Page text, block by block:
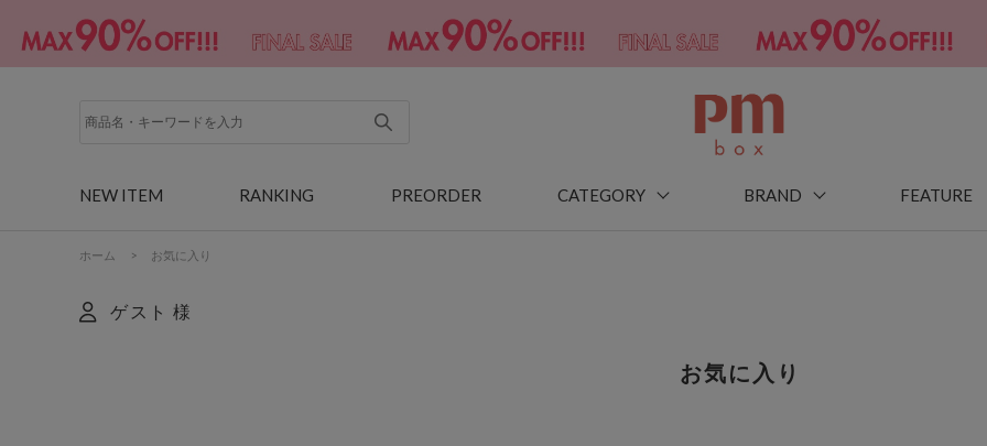
NEW ITEM RANKING PREORDER CATEGORY BRAND FEATURE
ホーム > お気に入り
ゲスト 様
お気に入り